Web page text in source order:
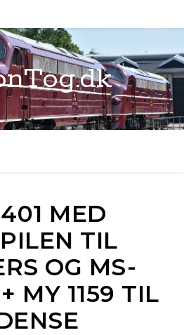
MED
TIL
OG MS-
MY 1159 TIL